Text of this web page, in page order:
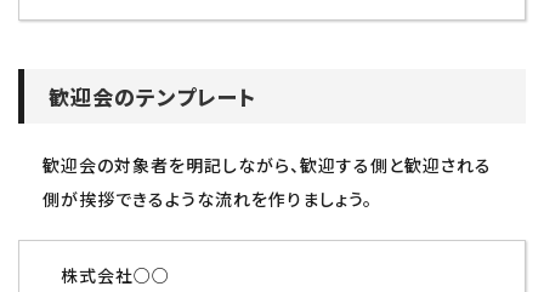
歓迎会のテンプレート
歓迎会の対象者を明記しながら、歓迎する側と歓迎される
側が挨拶できるような流れを作りましょう。
株式会社○○